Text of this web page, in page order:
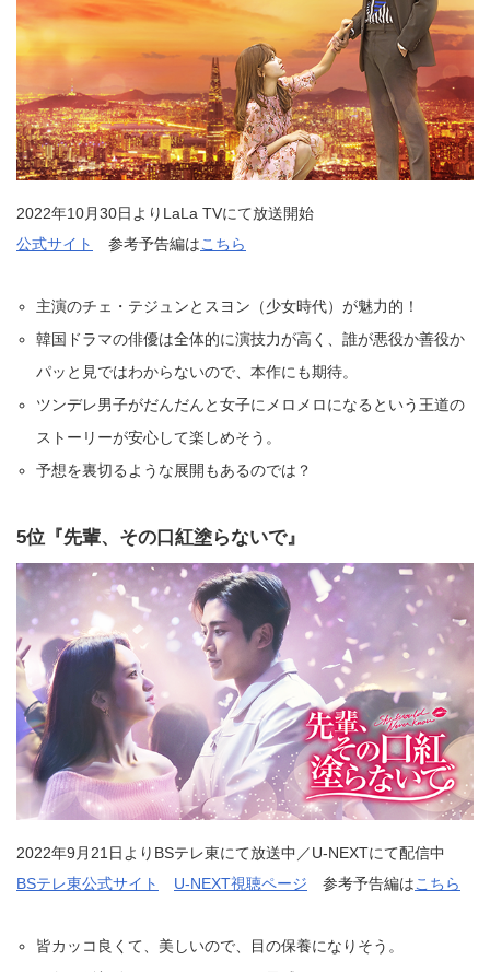
2022年10月30日よりLaLa TVにて放送開始
公式サイト
参考予告編はこちら
主演のチェ・テジュンとスヨン（少女時代）が魅力的！
韓国ドラマの俳優は全体的に演技力が高く、誰が悪役か善役か
パッと見ではわからないので、本作にも期待。
ツンデレ男子がだんだんと女子にメロメロになるという王道の
ストーリーが安心して楽しめそう。
予想を裏切るような展開もあるのでは？
5位『先輩、その口紅塗らないで』
2022年9月21日よりBSテレ東にて放送中／U-NEXTにて配信中
BSテレ東公式サイト
U-NEXT視聴ページ 参考予告編はこちら
皆カッコ良くて、美しいので、目の保養になりそう。